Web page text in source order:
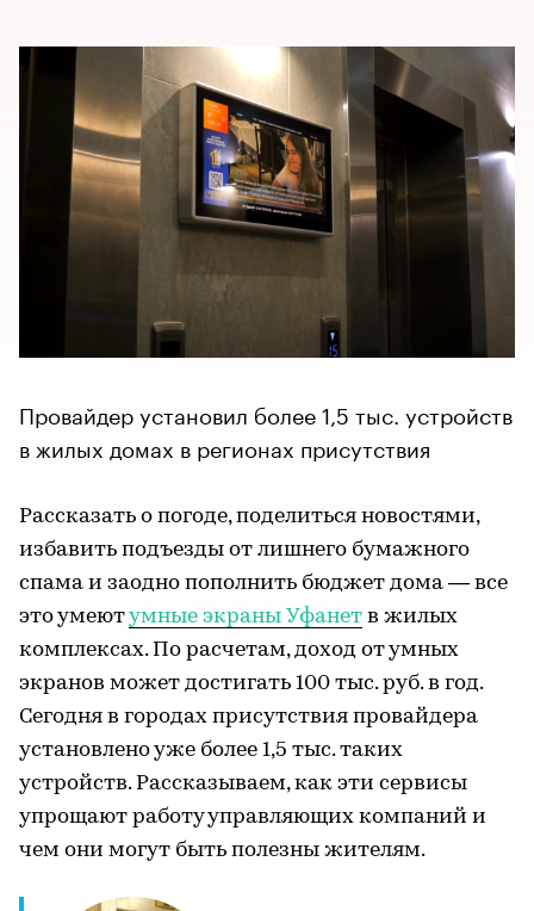
Провайдер установил более 1,5 тыс. устройств
в жилых домах в регионах присутствия
Рассказать о погоде, поделиться новостями,
избавить подъезды от лишнего бумажного
спама и заодно пополнить бюджет дома — все
это умеютумные экраны Уфанет в жилых
комплексах. По расчетам, доход от умных
экранов может достигать 100 тыс. руб. в год.
Сегодня в городах присутствия провайдера
установлено уже более 1,5 тыс. таких
устройств. Рассказываем, как эти сервисы
упрощают работу управляющих компаний и
чем они могут быть полезны жителям.